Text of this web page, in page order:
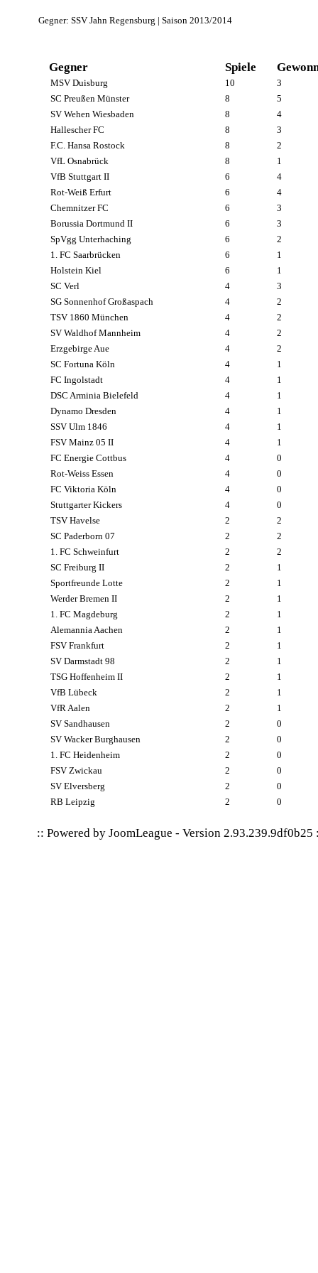
Gegner: SSV Jahn Regensburg | Saison 2013/2014
Gegner Spiele
MSV Duisburg 10
3
SC Preußen Münster
8
5
SV Wehen Wiesbaden
8
4
Hallescher FC
8
3
F.C. Hansa Rostock
8
2
VfL Osnabrück
8
1
VfB Stuttgart II
6
4
Rot-Weiß Erfurt
6
4
Chemnitzer FC
6
3
Borussia Dortmund II
6
3
SpVgg Unterhaching
6
2
1. FC Saarbrücken
6
1
Holstein Kiel
6
1
SC Verl
4
3
SG Sonnenhof Großaspach
4
2
TSV 1860 München
4
2
SV Waldhof Mannheim
4
2
Erzgebirge Aue
4
2
SC Fortuna Köln
4
1
FC Ingolstadt
4
1
DSC Arminia Bielefeld
4
1
Dynamo Dresden
4
1
SSV Ulm 1846
4
1
FSV Mainz 05 II
4
1
FC Energie Cottbus
4
0
Rot-Weiss Essen
4
0
FC Viktoria Köln
4
0
Stuttgarter Kickers
4
0
TSV Havelse
2
2
SC Paderborn 07
2
2
1. FC Schweinfurt
2
2
SC Freiburg II
2
1
Sportfreunde Lotte
2
1
Werder Bremen II
2
1
1. FC Magdeburg
2
1
Alemannia Aachen
2
1
FSV Frankfurt
2
1
SV Darmstadt 98
2
1
TSG Hoffenheim II
2
1
VfB Lübeck
2
1
VfR Aalen
2
1
SV Sandhausen
2
0
SV Wacker Burghausen
2
0
1. FC Heidenheim
2
0
FSV Zwickau
2
0
SV Elversberg
2
0
RB Leipzig
2 0
:: Powered by JoomLeague - Version 2.93.239.9df0b25